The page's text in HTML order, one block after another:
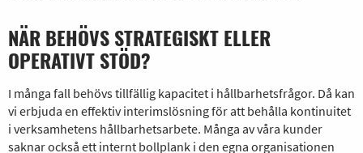
NÄR BEHÖVS STRATEGISKT ELLER
OPERATIVT STÖD?
I många fall behövs tillfällig kapacitet i hållbarhetsfrågor. Då kan
vi erbjuda en effektiv interimslösning för att behålla kontinuitet
i verksamhetens hållbarhetsarbete. Många av våra kunder
saknar också ett internt bollplank i den egna organisationen